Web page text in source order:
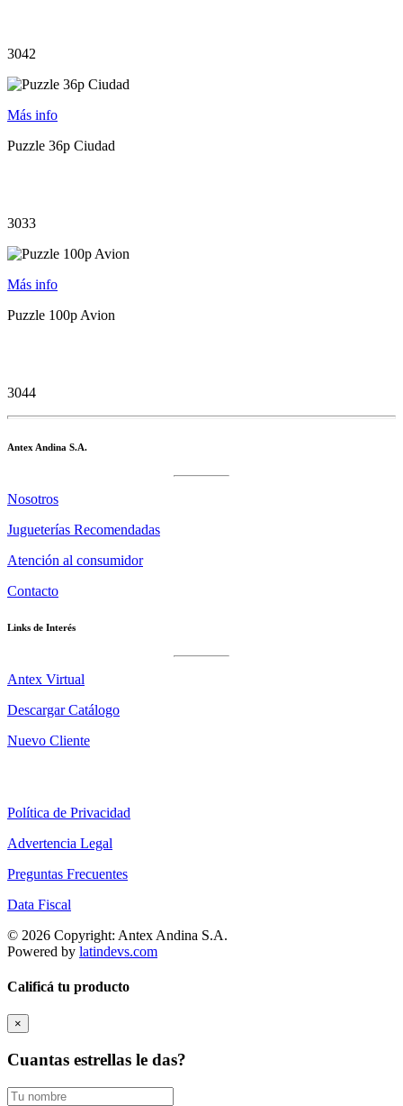
3042
Más info
Puzzle 36p Ciudad
3033
Más info
Puzzle 100p Avion
3044
Antex Andina S.A.
Nosotros
Jugueterías Recomendadas
Atención al consumidor
Contacto
Links de Interés
Antex Virtual
Descargar Catálogo
Nuevo Cliente
Política de Privacidad
Advertencia Legal
Preguntas Frecuentes
Data Fiscal
© 2026 Copyright: Antex Andina S.A.
Powered by latindevs.com
Calificá tu producto
×
Cuantas estrellas le das?